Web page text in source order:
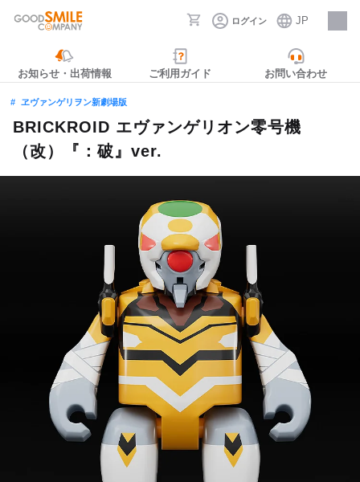
ログイン JP
採用情報
お知らせ・出荷情報 ご利用ガイド お問い合わせ
ヱヴァンゲリヲン新劇場版
BRICKROID エヴァンゲリオン零号機
（改）『：破』ver.